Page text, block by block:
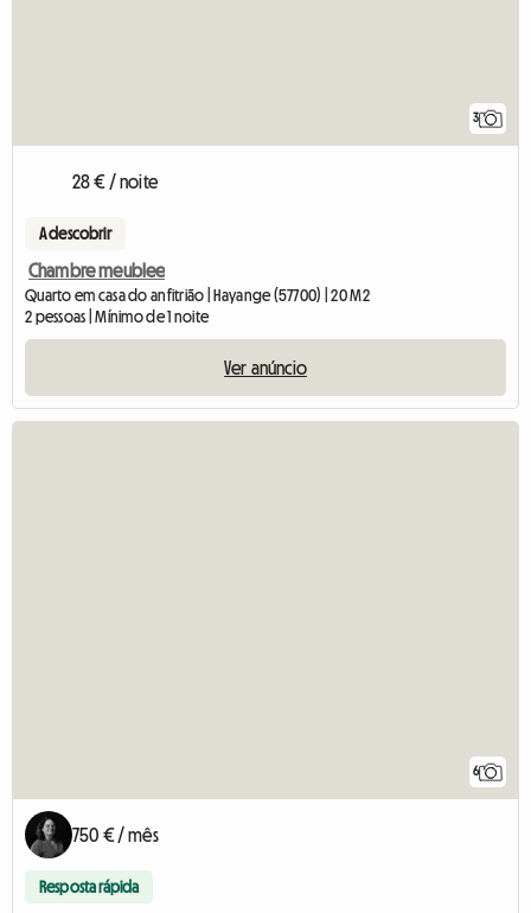
3
28 € / noite
A descobrir
Chambre meublee
Quarto em casa do anfitrião | Hayange (57700) | 20 M2
2 pessoas | Mínimo de 1 noite
Ver anúncio
6
750 € / mês
Resposta rápida